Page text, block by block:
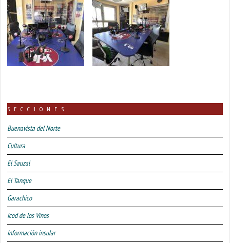
SECCIONES
Buenavista del Norte
Cultura
El Sauzal
El Tanque
Garachico
Icod de los Vinos
Información insular